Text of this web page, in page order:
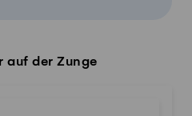
auf der Zunge